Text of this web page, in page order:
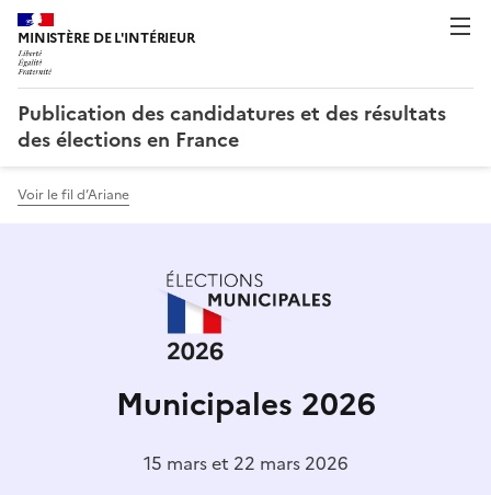
MINISTÈRE DE L'INTÉRIEUR
Publication des candidatures et des résultats
des élections en France
Voir le fil d’Ariane
Municipales 2026
15 mars et 22 mars 2026